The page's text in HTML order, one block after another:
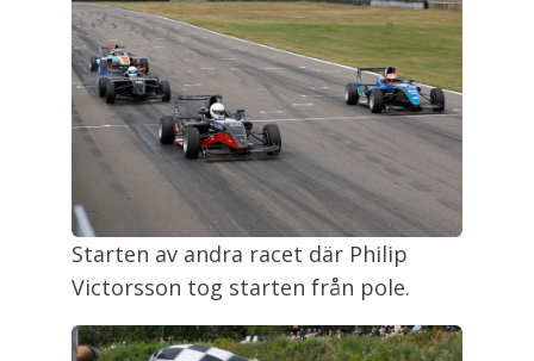
Starten av andra racet där Philip
Victorsson tog starten från pole.